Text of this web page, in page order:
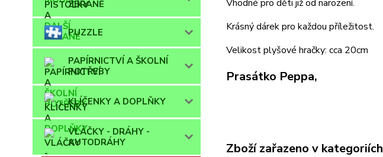
ZBRANĚ
PUZZLE
PAPÍRNICTVÍ A ŠKOLNÍ
POTŘEBY
KLÍČENKY A DOPLŇKY
VLÁČKY - DRÁHY -
AUTODRÁHY
Vhodné pro děti již od narození.
Krásný dárek pro každou příležitost.
Velikost plyšové hračky: cca 20cm
Prasátko Peppa,
Zboží zařazeno v kategoriích